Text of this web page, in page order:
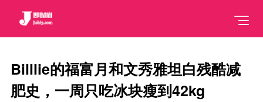
Billlie的福富月和文秀雅坦白残酷减
肥史，一周只吃冰块瘦到42kg